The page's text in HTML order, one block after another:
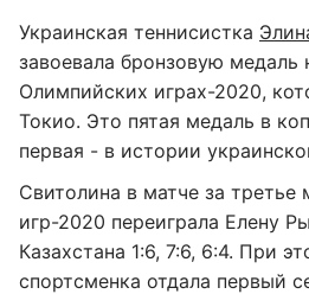
Украинская теннисистка
завоевала бронзовую медаль
Олимпийских играх-2020,
Токио. Это пятая медаль в
первая - в истории
Свитолина в матче за
игр-2020 переиграла Елену
Казахстана 1:6, 7:6, 6:4. При
спортсменка отдала первый